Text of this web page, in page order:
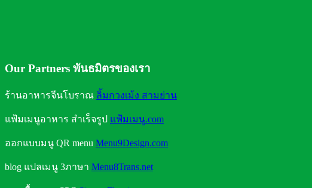
Our Partners พันธมิตรของเรา
ร้านอาหารจีนโบราณ ลิ้มกวงเม้ง สามย่าน
แฟ้มเมนูอาหาร สำเร็จรูป แฟ้มเมนู.com
ออกแบบมนู QR menu Menu9Design.com
blog แปลเมนู 3ภาษา Menu8Trans.net